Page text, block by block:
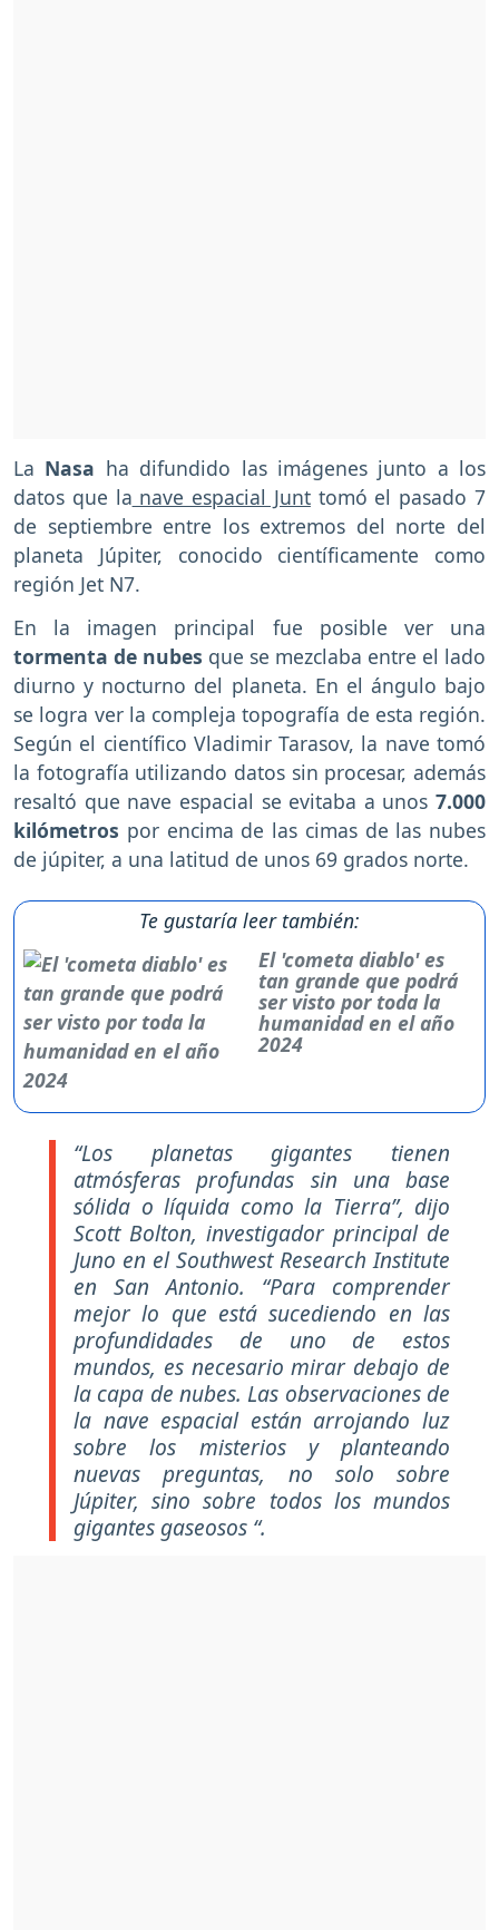
La Nasa ha difundido las imágenes junto a los
datos que la nave espacial Junttomó el pasado 7
de septiembre entre los extremos del norte del
planeta Júpiter, conocido científicamente como
región Jet N7.
En la imagen principal fue posible ver una
tormenta de nubes que se mezclaba entre el lado
diurno y nocturno del planeta. En el ángulo bajo
se logra ver la compleja topografía de esta región.
Según el científico Vladimir Tarasov, la nave tomó
la fotografía utilizando datos sin procesar, además
resaltó que nave espacial se evitaba a unos 7.000
kilómetros por encima de las cimas de las nubes
de júpiter, a una latitud de unos 69 grados norte.
Te gustaría leer también:
El 'cometa diablo' es
tan grande que podrá
ser visto por toda la
humanidad en el año
2024
“Los planetas gigantes tienen
atmósferas profundas sin una base
sólida o líquida como la Tierra”, dijo
Scott Bolton, investigador principal de
Juno en el Southwest Research Institute
en San Antonio. “Para comprender
mejor lo que está sucediendo en las
profundidades de uno de estos
mundos, es necesario mirar debajo de
la capa de nubes. Las observaciones de
la nave espacial están arrojando luz
sobre los misterios y planteando
nuevas preguntas, no solo sobre
Júpiter, sino sobre todos los mundos
gigantes gaseosos “.